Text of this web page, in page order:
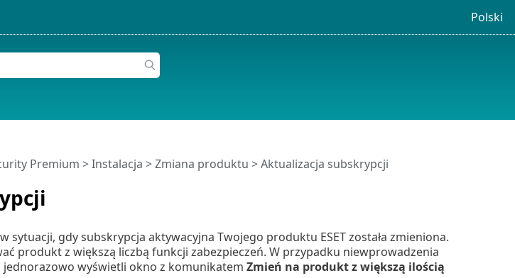
Polski
Premium >Instalacja > Zmiana produktu > Aktualizacja subskrypcji
sytuacji, gdy subskrypcja aktywacyjna Twojego produktu ESET została zmieniona.
produkt z większą liczbą funkcji zabezpieczeń. W przypadku niewprowadzenia
jednorazowo wyświetli okno z komunikatem Zmień na produkt z większą ilością